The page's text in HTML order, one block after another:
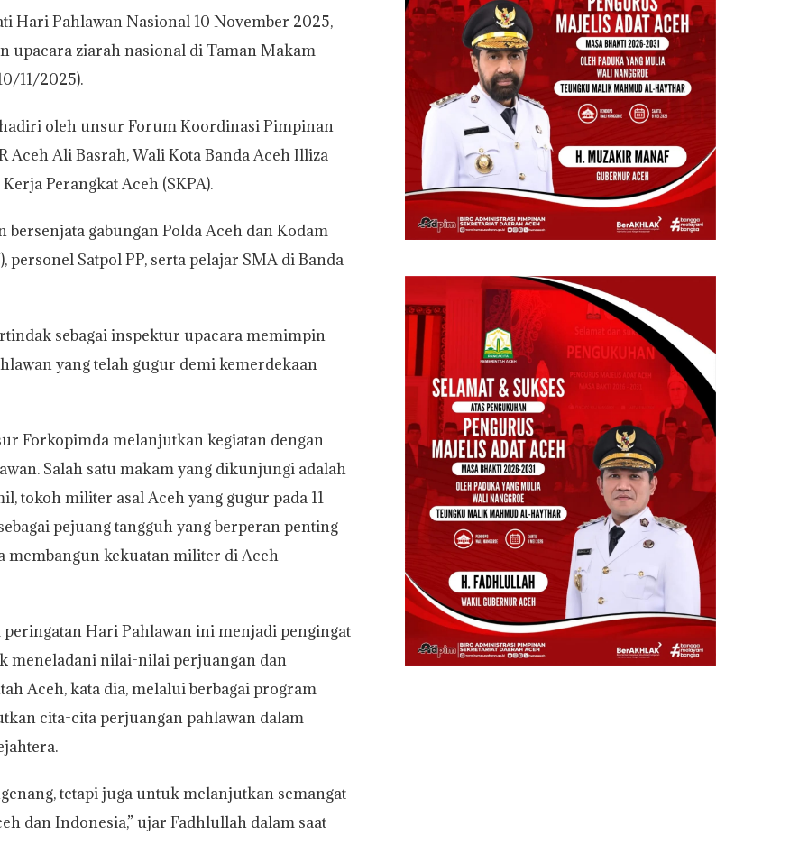
Hari Pahlawan Nasional 10 November 2025,
ziarah nasional di Taman Makam
11/2025).
oleh unsur Forum Koordinasi Pimpinan
Aceh Ali Basrah, Wali Kota Banda Aceh Illiza
Perangkat Aceh (SKPA).
gabungan Polda Aceh dan Kodam
Satpol PP, serta pelajar SMA di Banda
sebagai inspektur upacara memimpin
yang telah gugur demi kemerdekaan
Forkopimda melanjutkan kegiatan dengan
Salah satu makam yang dikunjungi adalah
tokoh militer asal Aceh yang gugur pada 11
pejuang tangguh yang berperan penting
membangun kekuatan militer di Aceh
Hari Pahlawan ini menjadi pengingat
meneladani nilai-nilai perjuangan dan
Aceh, kata dia, melalui berbagai program
cita-cita perjuangan pahlawan dalam
tetapi juga untuk melanjutkan semangat
dan Indonesia,” ujar Fadhlullah dalam saat